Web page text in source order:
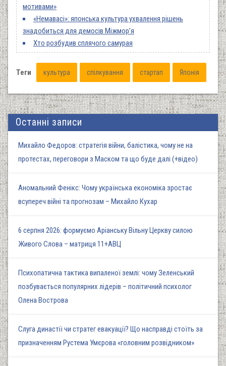
мотивами»
«Немавасі»: японська культура ухвалення рішень
знадобиться для демосів Міжмор’я
Хто розбудив сплячого самурая
Теги культура спілкування стартап Японія
Останні записи
Михайло Федоров: стратегія війни, балістика, чому не на
протестах, переговори з Маском та що буде далі (+відео)
Аномальний Фенікс: Чому українська економіка зростає
всупереч війні та прогнозам – Михайло Кухар
6 серпня 2026: формуємо Аріанську Вільну Церкву силою
Живого Слова – матриця 11+АВЦ
Психопатична тактика випаленої землі: чому Зеленський
позбувається популярних лідерів – політичний психолог
Олена Вострова
Слуга династії чи стратег евакуації? Що насправді стоїть за
призначенням Рустема Умєрова «головним розвідником»